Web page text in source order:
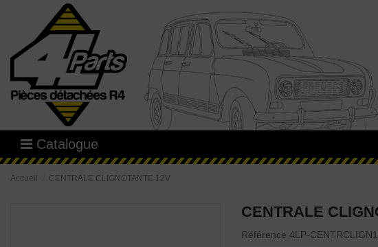
Catalogue
Accueil CENTRALE CLIGNOTANTE 12V
CENTRALE
Référence 4LP-